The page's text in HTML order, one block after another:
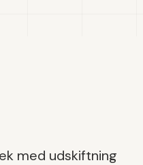
med udskiftning